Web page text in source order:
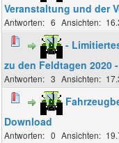
Veranstaltung und der
6
-
zu den Feldtagen 2020 -
3
Download
0